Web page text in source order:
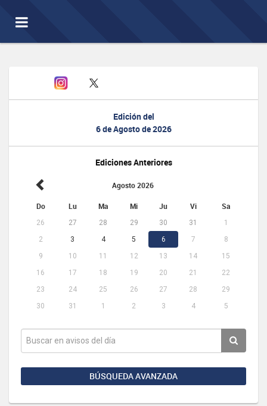
Toggle
navigation
Edición del
6 de Agosto de 2026
Ediciones Anteriores
Agosto 2026
Do Lu Ma Mi Ju Vi Sa
26 27 28 29 30 31
1
2
3 4 5 6 7
8
9
10 11 12 13 14
15
16
17 18 19 20 21
22
23
24 25 26 27 28
29
30
31 1 2 3 4 5
BÚSQUEDA AVANZADA